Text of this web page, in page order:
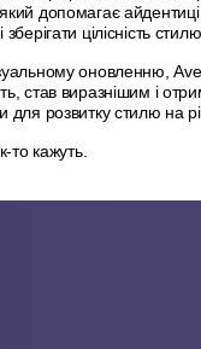
допомагає
цілісність стилю.
оновленню,
став виразнішим і
для розвитку стилю на
то кажуть.